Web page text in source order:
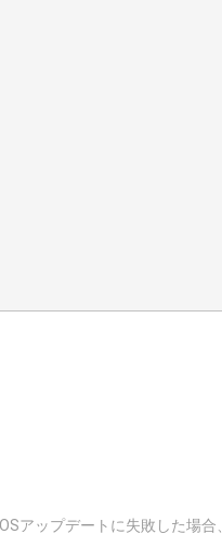
アップデートに失敗した場